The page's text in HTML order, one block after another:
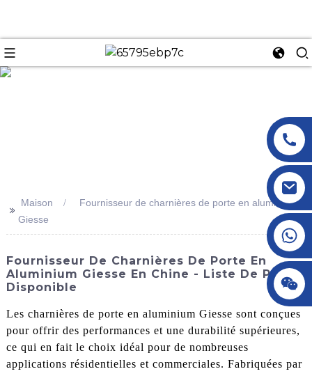
+86 18145770882
+86 18145770882
>>
Maison
Fournisseur de charnières de porte en aluminium
Giesse
Fournisseur De Charnières De Porte En
Aluminium Giesse En Chine - Liste De Prix
Disponible
Les charnières de porte en aluminium Giesse sont conçues
pour offrir des performances et une durabilité supérieures,
ce qui en fait le choix idéal pour de nombreuses
applications résidentielles et commerciales. Fabriquées par